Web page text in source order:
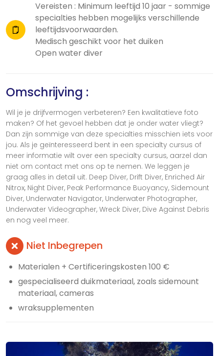
Vereisten : Minimum leeftijd 10 jaar - sommige
specialties hebben mogelijks verschillende
leeftijdsvoorwaarden.
Medisch geschikt voor het duiken
Open water diver
Omschrijving :
Wil je je drijfvermogen verbeteren? Een kwalitatieve foto
maken? Of het gevoel hebben dat je onder water vliegt?
Dan zijn sommige van deze specialties misschien iets voor
jou. Als je geïnteresseerd bent in een specialty cursus of
meer informatie wilt over een specialty cursus, aarzel dan
niet om contact met ons op te nemen. We leggen je
graag alles in detail uit. Deep Diver, Drift Diver, Enriched Air
Nitrox, Night Diver, Peak Performance Buoyancy, Sidemount
Diver, Underwater Navigator, Underwater Photographer,
Underwater Videographer, Wreck Diver, Dive Against Debris
en nog veel meer.
Niet Inbegrepen
Materialen + Certificeringskosten 100 €
gespecialiseerd duikmateriaal, zoals sidemount
materiaal, cameras
wraksupplementen